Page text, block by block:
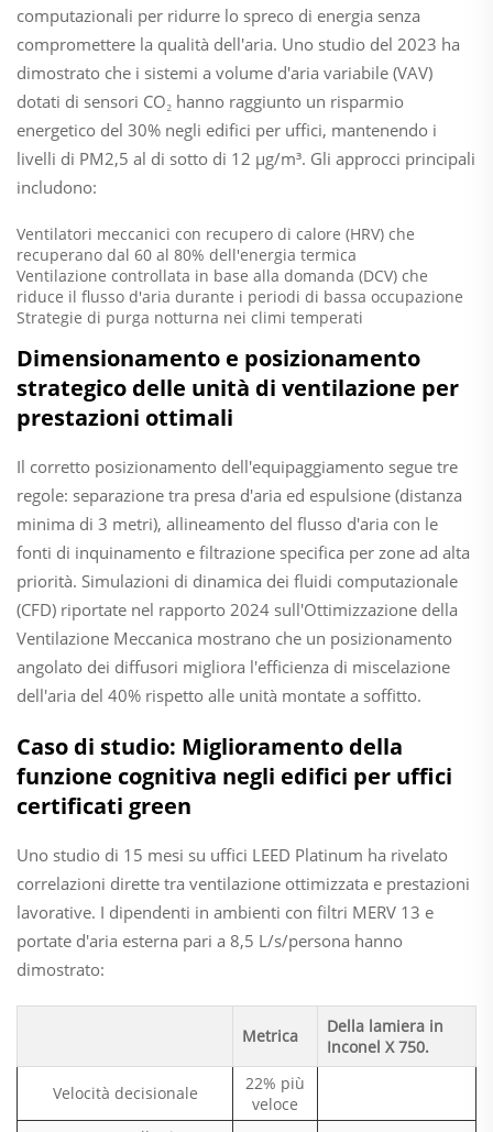
computazionali per ridurre lo spreco di energia senza
compromettere la qualità dell'aria. Uno studio del 2023 ha
dimostrato che i sistemi a volume d'aria variabile (VAV)
dotati di sensori CO₂ hanno raggiunto un risparmio
energetico del 30% negli edifici per uffici, mantenendo i
livelli di PM2,5 al di sotto di 12 µg/m³. Gli approcci principali
includono:
Ventilatori meccanici con recupero di calore (HRV) che
recuperano dal 60 al 80% dell'energia termica
Ventilazione controllata in base alla domanda (DCV) che
riduce il flusso d'aria durante i periodi di bassa occupazione
Strategie di purga notturna nei climi temperati
Dimensionamento e posizionamento
strategico delle unità di ventilazione per
prestazioni ottimali
Il corretto posizionamento dell'equipaggiamento segue tre
regole: separazione tra presa d'aria ed espulsione (distanza
minima di 3 metri), allineamento del flusso d'aria con le
fonti di inquinamento e filtrazione specifica per zone ad alta
priorità. Simulazioni di dinamica dei fluidi computazionale
(CFD) riportate nel rapporto 2024 sull'Ottimizzazione della
Ventilazione Meccanica mostrano che un posizionamento
angolato dei diffusori migliora l'efficienza di miscelazione
dell'aria del 40% rispetto alle unità montate a soffitto.
Caso di studio: Miglioramento della
funzione cognitiva negli edifici per uffici
certificati green
Uno studio di 15 mesi su uffici LEED Platinum ha rivelato
correlazioni dirette tra ventilazione ottimizzata e prestazioni
lavorative. I dipendenti in ambienti con filtri MERV 13 e
portate d'aria esterna pari a 8,5 L/s/persona hanno
dimostrato:
Metrica
Della lamiera in
Inconel X 750.
Velocità decisionale
22% più
veloce